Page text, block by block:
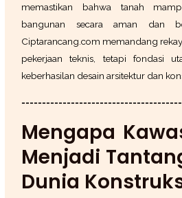
memastikan bahwa tanah
bangunan secara aman dan
Ciptarancang.com memandang
pekerjaan teknis, tetapi fondasi
keberhasilan desain arsitektur dan
Mengapa
Menjadi
Dunia